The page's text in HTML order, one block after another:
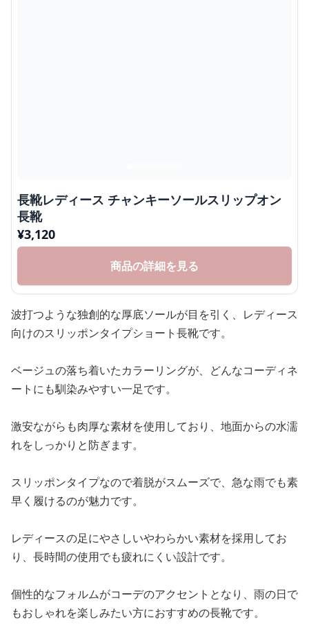
長靴レディース チャンキーソールスリップオン
長靴
¥3,120
商品の詳細を見る
波打つような独創的な厚底ソールが目を引く、レディース
向けのスリッポンタイプショート長靴です。
ベージュの落ち着いたカラーリングが、どんなコーディネ
ートにも馴染みやすい一足です。
激安ながらも肉厚な素材を使用しており、地面からの水濡
れをしっかりと防ぎます。
スリッポンタイプなので着脱がスムーズで、急な雨でも素
早く履けるのが魅力です。
レディースの足にやさしいやわらかい素材を採用してお
り、長時間の使用でも疲れにくい設計です。
個性的なフォルムがコーデのアクセントとなり、雨の日で
もおしゃれを楽しみたい方におすすめの長靴です。